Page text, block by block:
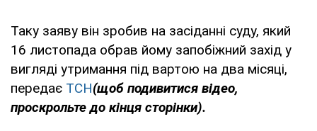
Таку заяву він зробив на засіданні суду, який
16 листопада обрав йому запобіжний захід у
вигляді утримання під вартою на два місяці,
передає ТСН(щоб подивитися відео,
проскрольте до кінця сторінки).